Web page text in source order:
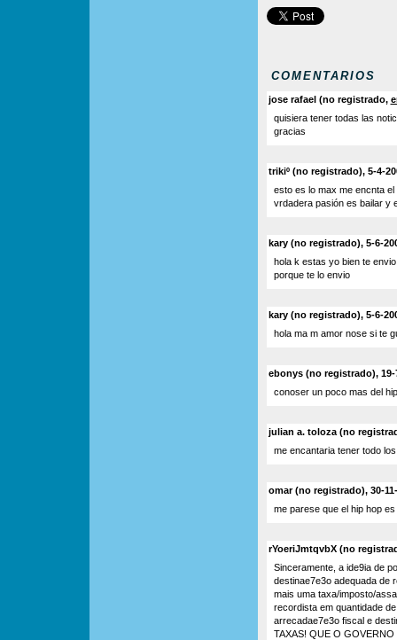
COMENTARIOS
jose rafael (no registrado,
quisiera tener todas las
gracias
trikiº (no registrado), 5-4-
esto es lo max me encnta
vrdadera pasión es bailar y
kary (no registrado), 5-6-
hola k estas yo bien te
porque te lo envio
kary (no registrado), 5-6-
hola ma m amor nose si te
ebonys (no registrado), 19-
conoser un poco mas del
julian a. toloza (no
me encantaria tener todo
omar (no registrado), 30-
me parese que el hip hop
rYoeriJmtqvbX (no
Sinceramente, a ide9ia de
destinae7e3o adequada de
mais uma taxa/imposto/
recordista em quantidade
arrecadae7e3o fiscal e
TAXAS! QUE O